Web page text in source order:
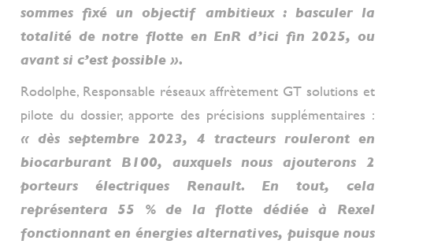
sommes fixé un objectif ambitieux : basculer la
totalité de notre flotte en EnR d’ici fin 2025, ou
avant si c’est possible ».
Rodolphe, Responsable réseaux affrètement GT solutions et
pilote du dossier, apporte des précisions supplémentaires :
« dès septembre 2023, 4 tracteurs rouleront en
biocarburant B100, auxquels nous ajouterons 2
porteurs électriques Renault. En tout, cela
représentera 55 % de la flotte dédiée à Rexel
fonctionnant en énergies alternatives, puisque nous